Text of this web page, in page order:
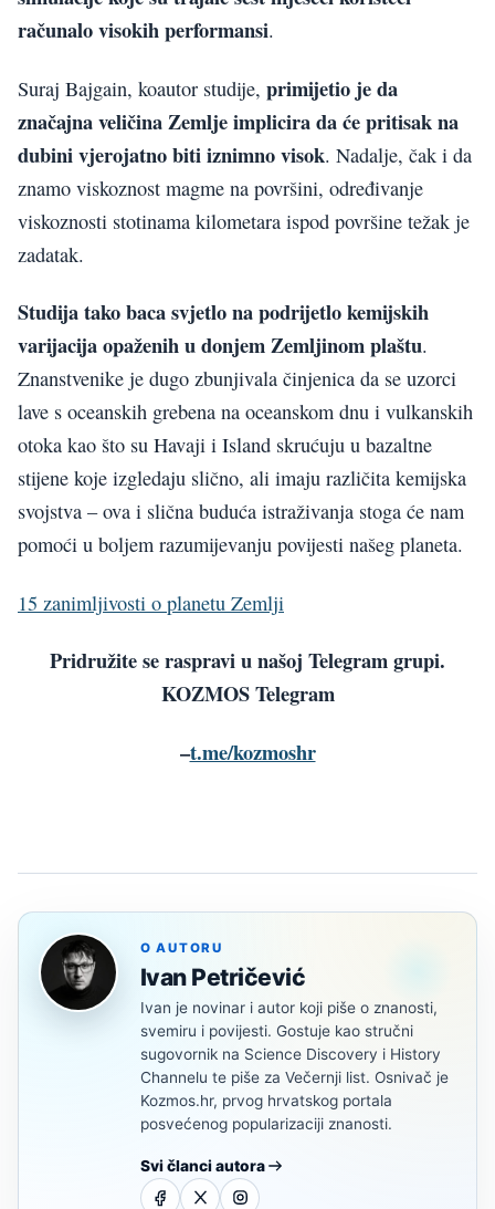
računalo visokih performansi.
Suraj Bajgain, koautor studije, primijetio je da
značajna veličina Zemlje implicira da će pritisak na
dubini vjerojatno biti iznimno visok. Nadalje, čak i da
znamo viskoznost magme na površini, određivanje
viskoznosti stotinama kilometara ispod površine težak je
zadatak.
Studija tako baca svjetlo na podrijetlo kemijskih
varijacija opaženih u donjem Zemljinom plaštu.
Znanstvenike je dugo zbunjivala činjenica da se uzorci
lave s oceanskih grebena na oceanskom dnu i vulkanskih
otoka kao što su Havaji i Island skrućuju u bazaltne
stijene koje izgledaju slično, ali imaju različita kemijska
svojstva – ova i slična buduća istraživanja stoga će nam
pomoći u boljem razumijevanju povijesti našeg planeta.
15 zanimljivosti o planetu Zemlji
Pridružite se raspravi u našoj Telegram grupi.
KOZMOS Telegram
–t.me/kozmoshr
O AUTORU
Ivan Petričević
Ivan je novinar i autor koji piše o znanosti,
svemiru i povijesti. Gostuje kao stručni
sugovornik na Science Discovery i History
Channelu te piše za Večernji list. Osnivač je
Kozmos.hr, prvog hrvatskog portala
posvećenog popularizaciji znanosti.
Svi članci autora